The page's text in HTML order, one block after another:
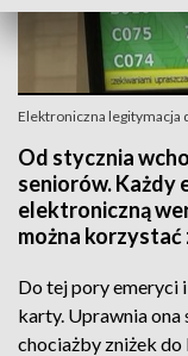
Elektroniczna legitymacja
Od stycznia
seniorów. Każdy
elektroniczną
można korzystać
Do tej pory emeryci
karty. Uprawnia
chociażby zniżek